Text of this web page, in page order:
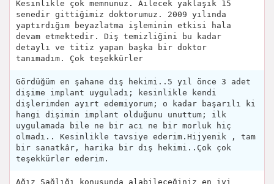
Kesinlikle çok memnunuz. Ailecek yaklaşık 15
senedir gittiğimiz doktorumuz. 2009 yılında
yaptırdığım beyazlatma işleminin etkisi hala
devam etmektedir. Diş temizliğini bu kadar
detaylı ve titiz yapan başka bir doktor
tanımadım. Çok teşekkürler
Gördüğüm en şahane dış hekimi..5 yıl önce 3 adet
dişime implant uyguladı; kesinlikle kendi
dişlerimden ayırt edemiyorum; o kadar başarılı ki
hangi dişimin implant olduğunu unuttum; ilk
uygulamada bile ne bir acı ne bir morluk hiç
olmadı.. Kesinlikle tavsiye ederim.Hijyenik , tam
bir sanatkâr, harika bir dış hekimi..Çok çok
teşekkürler ederim.
Ağız Sağlığı konusunda alabileceğiniz en iyi